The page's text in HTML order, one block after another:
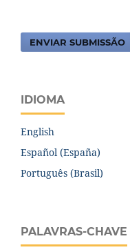
ENVIAR SUBMISSÃO
IDIOMA
English
Español (España)
Português (Brasil)
PALAVRAS-CHAVE